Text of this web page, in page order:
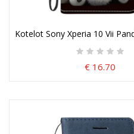
Kotelot Sony Xperia 10 Vii
€ 16.70